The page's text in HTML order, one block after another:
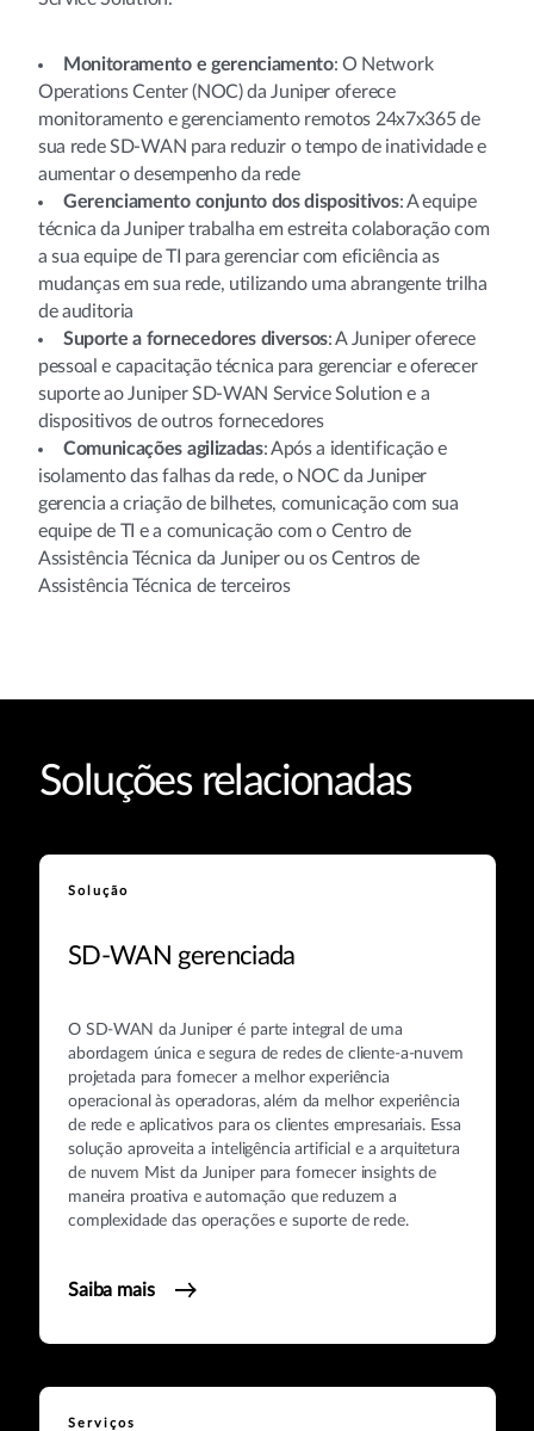
Monitoramento e gerenciamento: O Network
Operations Center (NOC) da Juniper oferece
monitoramento e gerenciamento remotos 24x7x365 de
sua rede SD-WAN para reduzir o tempo de inatividade e
aumentar o desempenho da rede
Gerenciamento conjunto dos dispositivos: A equipe
técnica da Juniper trabalha em estreita colaboração com
a sua equipe de TI para gerenciar com eficiência as
mudanças em sua rede, utilizando uma abrangente trilha
de auditoria
Suporte a fornecedores diversos: A Juniper oferece
pessoal e capacitação técnica para gerenciar e oferecer
suporte ao Juniper SD-WAN Service Solution e a
dispositivos de outros fornecedores
Comunicações agilizadas: Após a identificação e
isolamento das falhas da rede, o NOC da Juniper
gerencia a criação de bilhetes, comunicação com sua
equipe de TI e a comunicação com o Centro de
Assistência Técnica da Juniper ou os Centros de
Assistência Técnica de terceiros
Soluções relacionadas
Solução
SD-WAN gerenciada
O SD-WAN da Juniper é parte integral de uma
abordagem única e segura de redes de cliente-a-nuvem
projetada para fornecer a melhor experiência
operacional às operadoras, além da melhor experiência
de rede e aplicativos para os clientes empresariais. Essa
solução aproveita a inteligência artificial e a arquitetura
de nuvem Mist da Juniper para fornecer insights de
maneira proativa e automação que reduzem a
complexidade das operações e suporte de rede.
Saiba mais
Serviços